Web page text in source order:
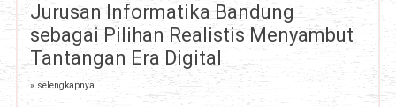
Jurusan Informatika Bandung
sebagai Pilihan Realistis Menyambut
Tantangan Era Digital
» selengkapnya